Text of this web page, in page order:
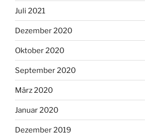
Juli 2021
Dezember 2020
Oktober 2020
September 2020
März 2020
Januar 2020
Dezember 2019